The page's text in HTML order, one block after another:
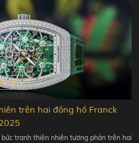
1710
trên hai đồng hồ Franck
tranh thiên nhiên tương phản trên hai